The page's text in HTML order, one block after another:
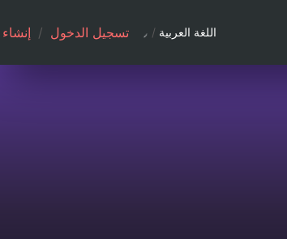
اللغة العربية / تسجيل الدخول /